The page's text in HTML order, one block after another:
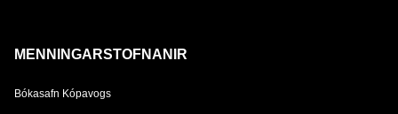
MENNINGARSTOFNANIR
Bókasafn Kópavogs